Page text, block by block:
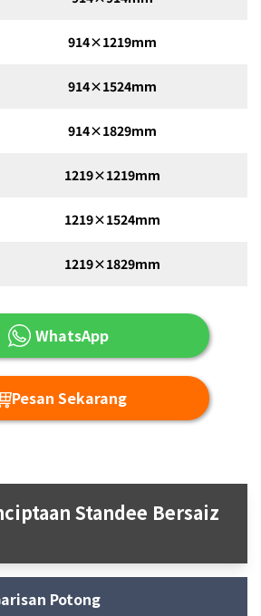
914×1219mm
914×1524mm
914×1829mm
1219×1219mm
1219×1524mm
1219×1829mm
WhatsApp
Pesan Sekarang
Standee Bersaiz
Potong